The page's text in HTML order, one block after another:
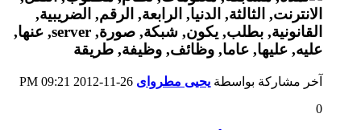
آخر مشاركة بواسطة يحيى مطرواى
09:21 PM
0